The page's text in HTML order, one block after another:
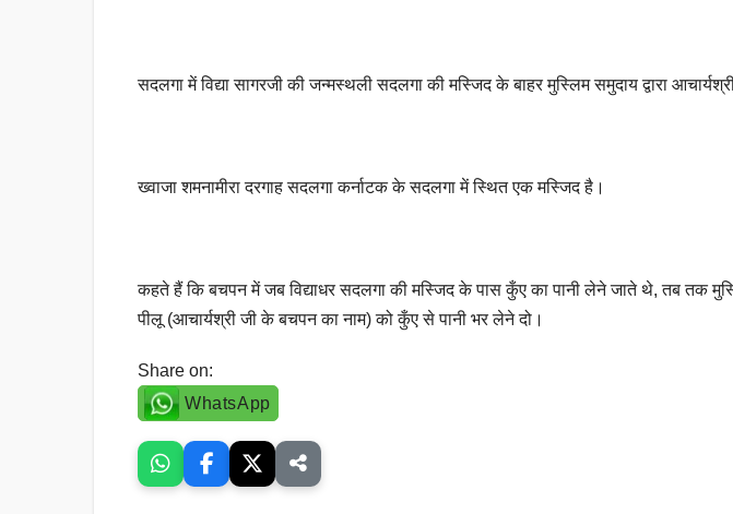
सदलगा में विद्या सागरजी की जन्मस्थली सदलगा की मस्जिद के बाहर मुस्लिम समुदाय द्वारा
ख्वाजा शमनामीरा दरगाह सदलगा कर्नाटक के सदलगा में स्थित एक मस्जिद है।
कहते हैं कि बचपन में जब विद्याधर सदलगा की मस्जिद के पास कुँए का पानी लेने जाते थे, तब तक
पीलू (आचार्यश्री जी के बचपन का नाम) को कुँए से पानी भर लेने दो।
Share on:
WhatsApp